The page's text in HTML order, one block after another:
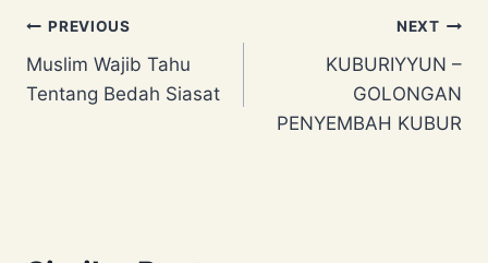
Post
navigation
PREVIOUS
Muslim Wajib Tahu
Tentang Bedah Siasat
NEXT
KUBURIYYUN –
GOLONGAN
PENYEMBAH KUBUR